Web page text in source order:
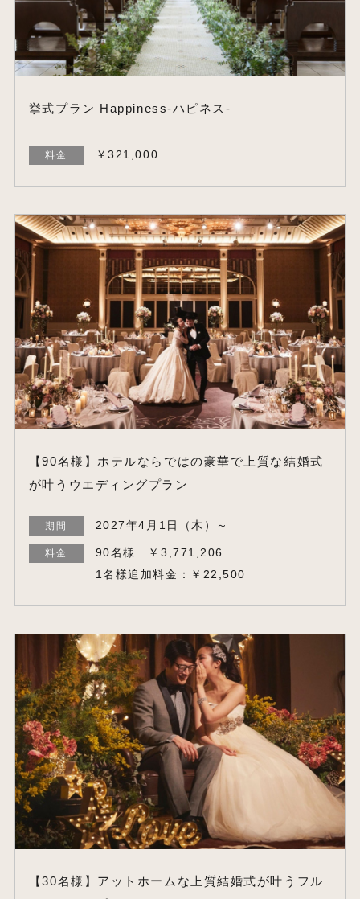
挙式プラン Happiness-ハピネス-
料金 ￥321,000
【90名様】ホテルならではの豪華で上質な結婚式
が叶うウエディングプラン
期間 2027年4月1日（木）～
料金
90名様 ￥3,771,206
1名様追加料金：￥22,500
【30名様】アットホームな上質結婚式が叶うフル